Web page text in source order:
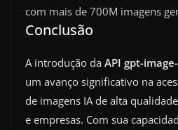
com mais de 700M imagens
Conclusão
A introdução da API gpt-
um avanço significativo na
de imagens IA de alta
e empresas. Com sua